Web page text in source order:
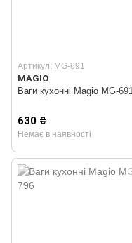
Артикул: MG-691
MAGIO
Ваги кухонні Magio MG-691
630 ₴
Немає в наявності